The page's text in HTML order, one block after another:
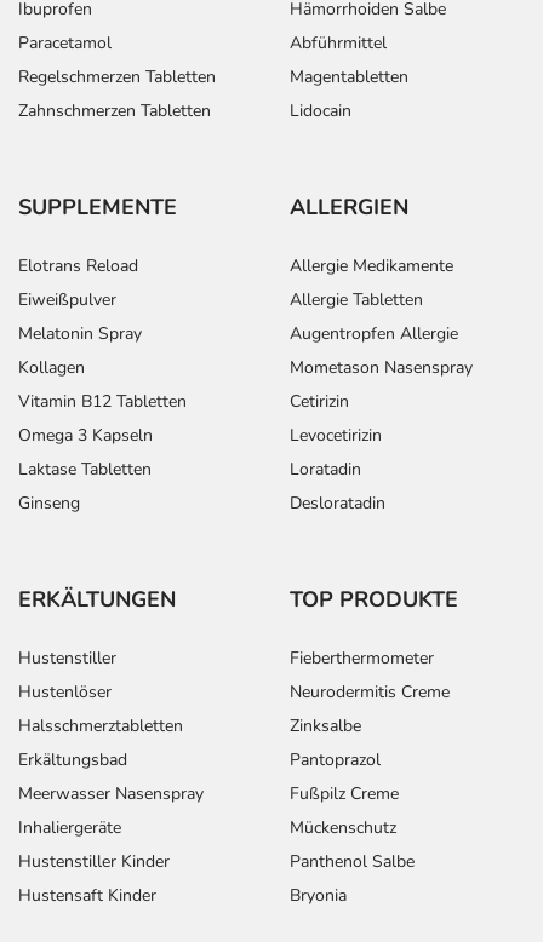
Ibuprofen
Paracetamol
Regelschmerzen Tabletten
Zahnschmerzen Tabletten
Hämorrhoiden Salbe
Abführmittel
Magentabletten
Lidocain
SUPPLEMENTE
Elotrans Reload
Eiweißpulver
Melatonin Spray
Kollagen
Vitamin B12 Tabletten
Omega 3 Kapseln
Laktase Tabletten
Ginseng
ALLERGIEN
Allergie Medikamente
Allergie Tabletten
Augentropfen Allergie
Mometason Nasenspray
Cetirizin
Levocetirizin
Loratadin
Desloratadin
ERKÄLTUNGEN
Hustenstiller
Hustenlöser
Halsschmerztabletten
Erkältungsbad
Meerwasser Nasenspray
Inhaliergeräte
Hustenstiller Kinder
Hustensaft Kinder
TOP PRODUKTE
Fieberthermometer
Neurodermitis Creme
Zinksalbe
Pantoprazol
Fußpilz Creme
Mückenschutz
Panthenol Salbe
Bryonia